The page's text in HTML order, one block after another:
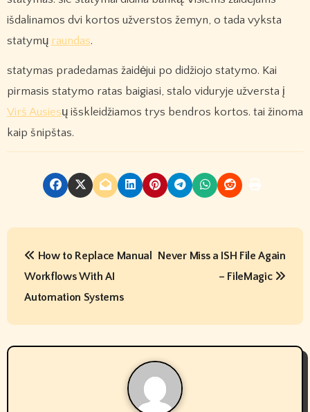
išdalinamos dvi kortos užverstos žemyn, o tada vyksta
statymų raundas.
statymas pradedamas žaidėjui po didžiojo statymo. Kai
pirmasis statymo ratas baigiasi, stalo viduryje užversta į
Virš Ausiesų išskleidžiamos trys bendros kortos. tai žinoma
kaip šnipštas.
P
t
n
How to Replace Manual
Workflows With AI
Automation Systems
Never Miss a ISH File Again
– FileMagic